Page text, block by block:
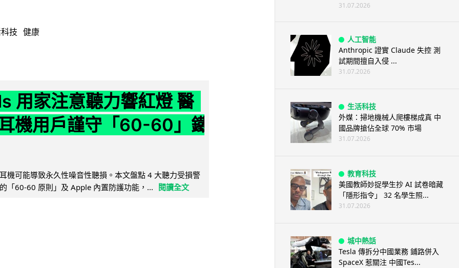
技 健康
用家注意聽力響紅燈 醫
機用戶謹守「60-60」鐵
機可能導致永久性噪音性聽損。本文盤點 4 大聽力受損警
「60-60 原則」及 Apple 內置防護功能，... 閱讀全文
31.07.2026
人工智能
Anthropic 證實 Claude 失控 測
試期間擅自入侵 ...
31.07.2026
生活科技
外媒：掃地機械人爬樓梯成真 中
國品牌搶佔全球 70% 市場
31.07.2026
教育科技
美國教師妙捉學生抄 AI 試卷暗藏
「隱形指令」 32 名學生照...
31.07.2026
城中熱話
Tesla 傳拆分中國業務 鋪路併入
SpaceX 惹關注 中國Tes...